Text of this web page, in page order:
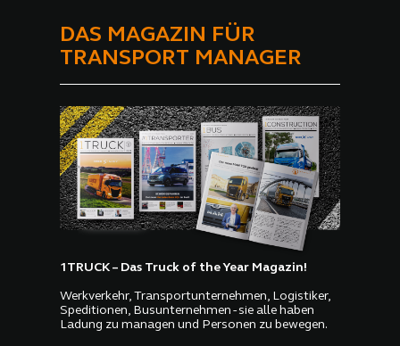
DAS MAGAZIN FÜR
TRANSPORT MANAGER
1TRUCK – Das Truck of the Year Magazin!
Werkverkehr, Transportunternehmen, Logistiker,
Speditionen, Busunternehmen - sie alle haben
Ladung zu managen und Personen zu bewegen.